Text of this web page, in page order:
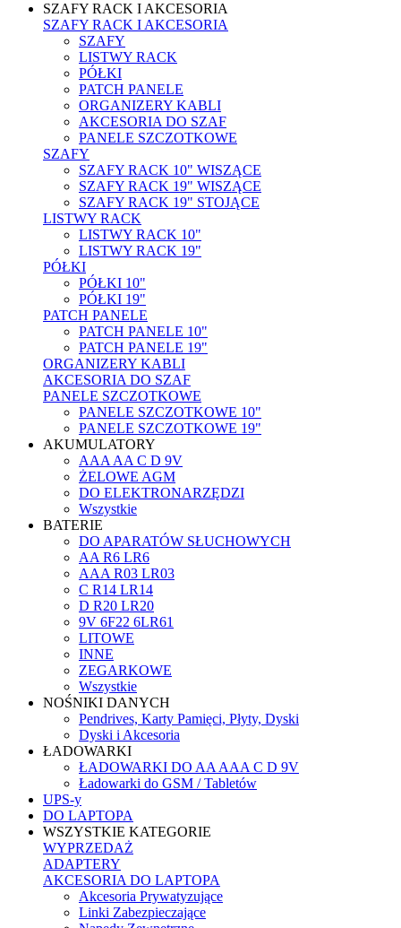
SZAFY RACK I AKCESORIA
SZAFY RACK I AKCESORIA
SZAFY
LISTWY RACK
PÓŁKI
PATCH PANELE
ORGANIZERY KABLI
AKCESORIA DO SZAF
PANELE SZCZOTKOWE
SZAFY
SZAFY RACK 10" WISZĄCE
SZAFY RACK 19" WISZĄCE
SZAFY RACK 19" STOJĄCE
LISTWY RACK
LISTWY RACK 10"
LISTWY RACK 19"
PÓŁKI
PÓŁKI 10"
PÓŁKI 19"
PATCH PANELE
PATCH PANELE 10"
PATCH PANELE 19"
ORGANIZERY KABLI
AKCESORIA DO SZAF
PANELE SZCZOTKOWE
PANELE SZCZOTKOWE 10"
PANELE SZCZOTKOWE 19"
AKUMULATORY
AAA AA C D 9V
ŻELOWE AGM
DO ELEKTRONARZĘDZI
Wszystkie
BATERIE
DO APARATÓW SŁUCHOWYCH
AA R6 LR6
AAA R03 LR03
C R14 LR14
D R20 LR20
9V 6F22 6LR61
LITOWE
INNE
ZEGARKOWE
Wszystkie
NOŚNIKI DANYCH
Pendrives, Karty Pamięci, Płyty, Dyski
Dyski i Akcesoria
ŁADOWARKI
ŁADOWARKI DO AA AAA C D 9V
Ładowarki do GSM / Tabletów
UPS-y
DO LAPTOPA
WSZYSTKIE KATEGORIE
WYPRZEDAŻ
ADAPTERY
AKCESORIA DO LAPTOPA
Akcesoria Prywatyzujące
Linki Zabezpieczające